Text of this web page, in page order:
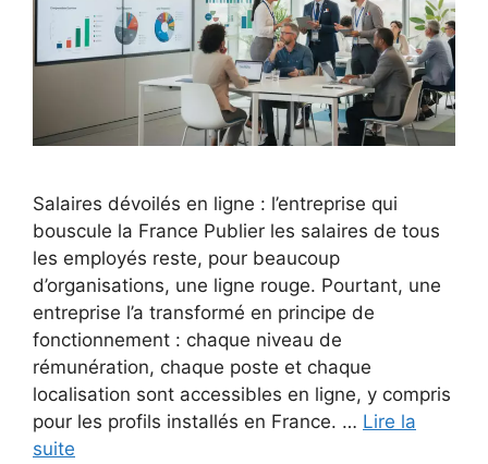
Salaires dévoilés en ligne : l’entreprise qui
bouscule la France Publier les salaires de tous
les employés reste, pour beaucoup
d’organisations, une ligne rouge. Pourtant, une
entreprise l’a transformé en principe de
fonctionnement : chaque niveau de
rémunération, chaque poste et chaque
localisation sont accessibles en ligne, y compris
pour les profils installés en France. … Lire la
suite